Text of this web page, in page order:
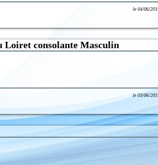
le04/06/
Loiret consolante Masculin
le03/06/